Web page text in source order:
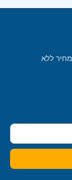
ללא